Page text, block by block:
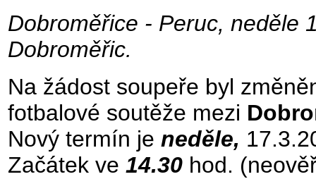
Dobroměřice - Peruc, neděle
Dobroměřic.
Na žádost soupeře byl
fotbalové soutěže mezi
Nový termín je neděle,
Začátek ve 14.30 hod.